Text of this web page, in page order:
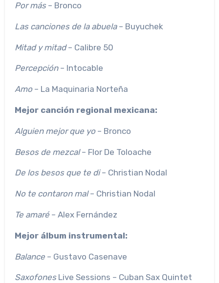
Por más– Bronco
Las canciones de la abuela– Buyuchek
Mitad y mitad– Calibre 50
Percepción– Intocable
Amo– La Maquinaria Norteña
Mejor canción regional mexicana:
Alguien mejor que yo– Bronco
Besos de mezcal– Flor De Toloache
De los besos que te di– Christian Nodal
No te contaron mal– Christian Nodal
Te amaré– Alex Fernández
Mejor álbum instrumental:
Balance– Gustavo Casenave
SaxofonesLive Sessions – Cuban Sax Quintet